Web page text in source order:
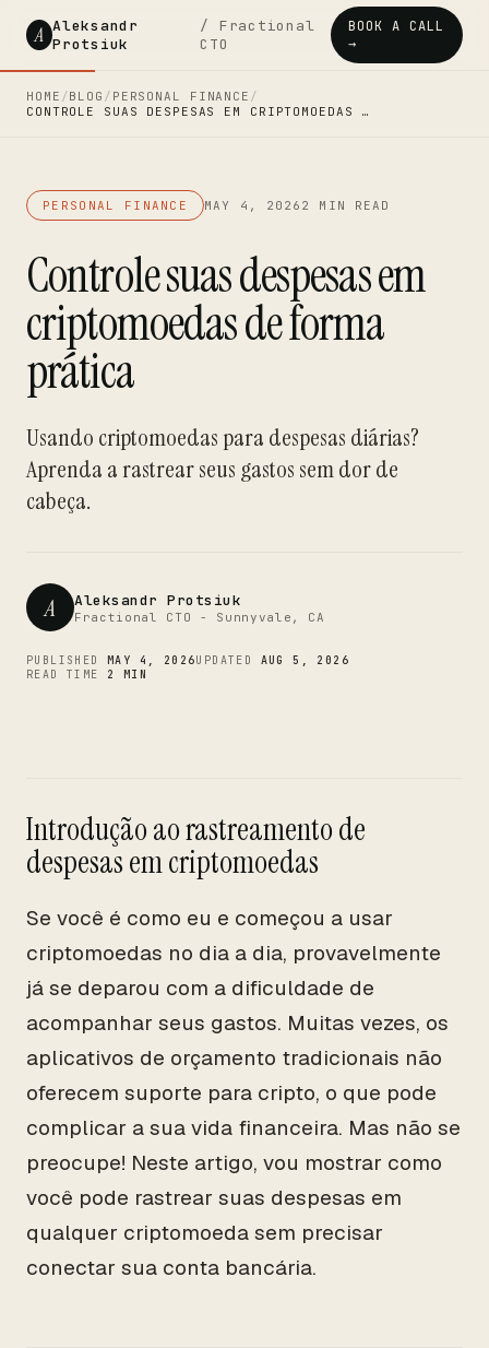
A Aleksandr
Protsiuk
/ Fractional
CTO
BOOK A CALL
→
HOME /BLOG / PERSONAL FINANCE /
CONTROLE SUAS DESPESAS EM CRIPTOMOEDAS …
PERSONAL FINANCE MAY 4, 2026 2 MIN READ
Controle suas despesas em
criptomoedas de forma
prática
Usando criptomoedas para despesas diárias?
Aprenda a rastrear seus gastos sem dor de
cabeça.
A Aleksandr Protsiuk
Fractional CTO - Sunnyvale, CA
PUBLISHED MAY 4, 2026UPDATED AUG 5, 2026
READ TIME 2 MIN
Introdução ao rastreamento de
despesas em criptomoedas
Se você é como eu e começou a usar
criptomoedas no dia a dia, provavelmente
já se deparou com a dificuldade de
acompanhar seus gastos. Muitas vezes, os
aplicativos de orçamento tradicionais não
oferecem suporte para cripto, o que pode
complicar a sua vida financeira. Mas não se
preocupe! Neste artigo, vou mostrar como
você pode rastrear suas despesas em
qualquer criptomoeda sem precisar
conectar sua conta bancária.